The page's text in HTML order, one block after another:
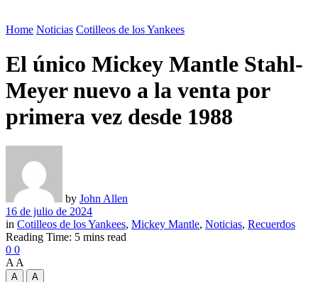
Home Noticias Cotilleos de los Yankees
El único Mickey Mantle Stahl-
Meyer nuevo a la venta por
primera vez desde 1988
by John Allen
16 de julio de 2024
in Cotilleos de los Yankees, Mickey Mantle, Noticias, Recuerdos
Reading Time: 5 mins read
0 0
A A
A
A